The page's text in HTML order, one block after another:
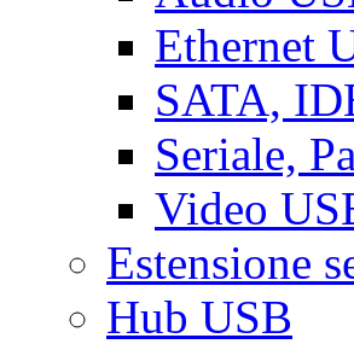
Ethernet
SATA,
Seriale,
Video
Estensione
Hub USB